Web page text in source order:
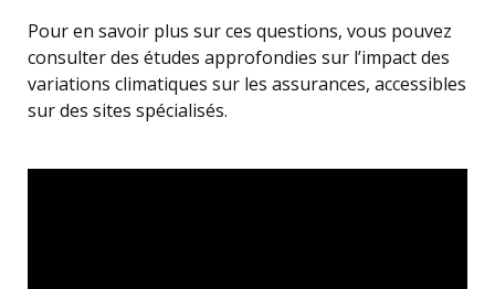
Pour en savoir plus sur ces questions, vous pouvez
consulter des études approfondies sur l’impact des
variations climatiques sur les assurances, accessibles
sur des sites spécialisés.